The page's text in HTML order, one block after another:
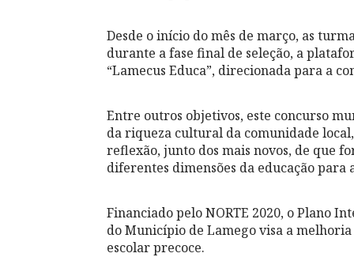
Desde o início do mês de março, as
durante a fase final de seleção, a
“Lamecus Educa”, direcionada para a
Entre outros objetivos, este concurso
da riqueza cultural da comunidade
reflexão, junto dos mais novos, de que
diferentes dimensões da educação para
Financiado pelo NORTE 2020, o Plano
do Município de Lamego visa a
escolar precoce.